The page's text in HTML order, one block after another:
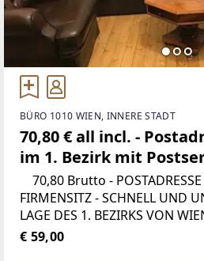
BÜRO 1010 WIEN, INNERE STADT
70,80 € all incl. -
im 1. Bezirk mit
70,80 Brutto -
FIRMENSITZ - SCHNELL UND
LAGE DES 1. BEZIRKS VON
Büro befindet sich am
€ 59,00